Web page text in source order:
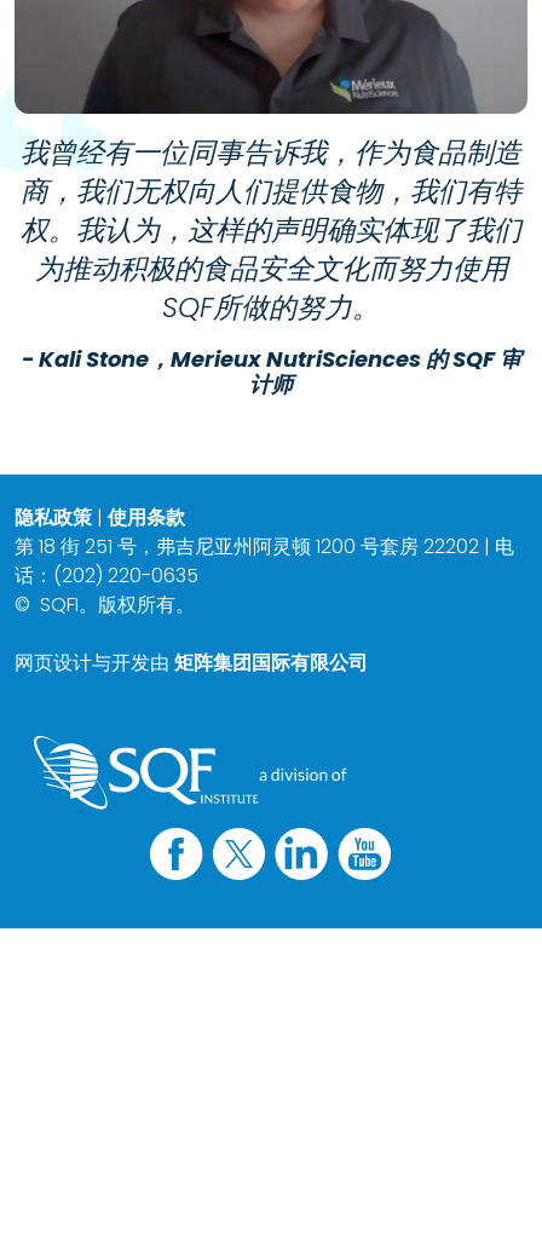
我曾经有一位同事告诉我，作为食品制造
商，我们无权向人们提供食物，我们有特
权。我认为，这样的声明确实体现了我们
为推动积极的食品安全文化而努力使用
SQF所做的努力。
- Kali Stone，Merieux NutriSciences 的 SQF 审
计师
隐私政策 | 使用条款
第 18 街 251 号，弗吉尼亚州阿灵顿 1200 号套房 22202 | 电
话：(202) 220-0635
© SQFI。版权所有。
网页设计与开发由 矩阵集团国际有限公司